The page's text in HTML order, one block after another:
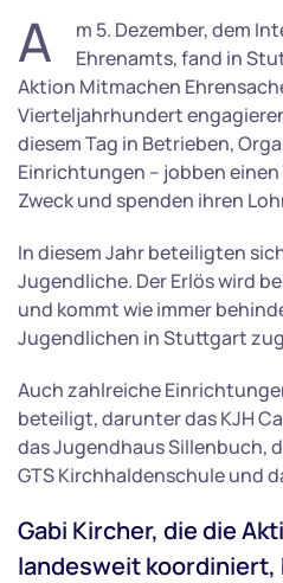
A
m 5. Dezember, dem
Ehrenamts, fand in
Aktion Mitmachen
Vierteljahrhundert
diesem Tag in Betrieben,
Einrichtungen – jobben
Zweck und spenden ihren
In diesem Jahr beteiligten
Jugendliche. Der Erlös wird
und kommt wie immer
Jugendlichen in Stuttgart
Auch zahlreiche
beteiligt, darunter das KJH
das Jugendhaus Sillenbuch,
GTS Kirchhaldenschule und
Gabi Kircher, die die
landesweit